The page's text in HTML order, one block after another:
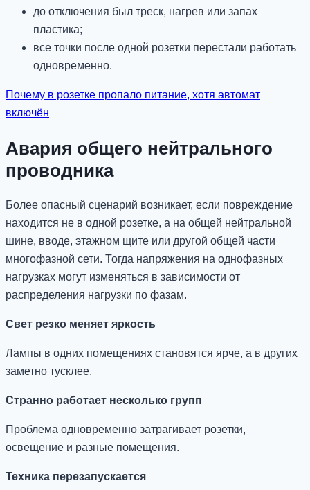
до отключения был треск, нагрев или запах
пластика;
все точки после одной розетки перестали работать
одновременно.
Почему в розетке пропало питание, хотя автомат
включён
Авария общего нейтрального
проводника
Более опасный сценарий возникает, если повреждение
находится не в одной розетке, а на общей нейтральной
шине, вводе, этажном щите или другой общей части
многофазной сети. Тогда напряжения на однофазных
нагрузках могут изменяться в зависимости от
распределения нагрузки по фазам.
Свет резко меняет яркость
Лампы в одних помещениях становятся ярче, а в других
заметно тусклее.
Странно работает несколько групп
Проблема одновременно затрагивает розетки,
освещение и разные помещения.
Техника перезапускается